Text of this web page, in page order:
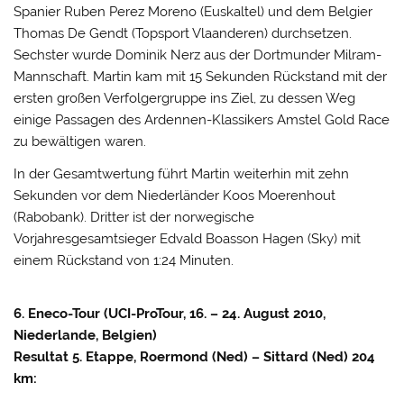
Spanier Ruben Perez Moreno (Euskaltel) und dem Belgier
Thomas De Gendt (Topsport Vlaanderen) durchsetzen.
Sechster wurde Dominik Nerz aus der Dortmunder Milram-
Mannschaft. Martin kam mit 15 Sekunden Rückstand mit der
ersten großen Verfolgergruppe ins Ziel, zu dessen Weg
einige Passagen des Ardennen-Klassikers Amstel Gold Race
zu bewältigen waren.
In der Gesamtwertung führt Martin weiterhin mit zehn
Sekunden vor dem Niederländer Koos Moerenhout
(Rabobank). Dritter ist der norwegische
Vorjahresgesamtsieger Edvald Boasson Hagen (Sky) mit
einem Rückstand von 1:24 Minuten.
6. Eneco-Tour (UCI-ProTour, 16. – 24. August 2010,
Niederlande, Belgien)
Resultat 5. Etappe, Roermond (Ned) – Sittard (Ned) 204
km: